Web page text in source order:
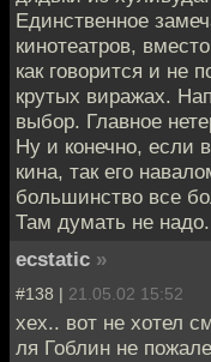
Единственное
кинотеатров,
как говорится и не
крутых виражах.
выбор. Главное
Ну и конечно, если
кина, так его
большинство все
Там думать не надо.
ecstatic »
#138 | 21.05.02 15:52
хех.. вот не хотел
ля Гоблин не